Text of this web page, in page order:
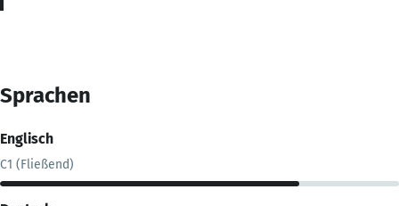
Sprachen
Englisch
C1 (Fließend)